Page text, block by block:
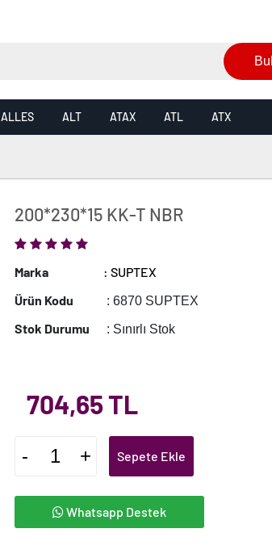
Bul
ALLES ALT ATAX ATL ATX
200*230*15 KK-T NBR
Marka
: SUPTEX
Ürün Kodu
: 6870 SUPTEX
Stok Durumu : Sınırlı Stok
704,65 TL
- + Sepete Ekle
Whatsapp Destek